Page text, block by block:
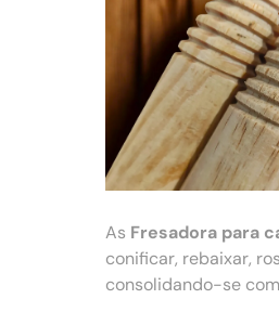
As Fresadora para
conificar, rebaixar,
consolidando-se